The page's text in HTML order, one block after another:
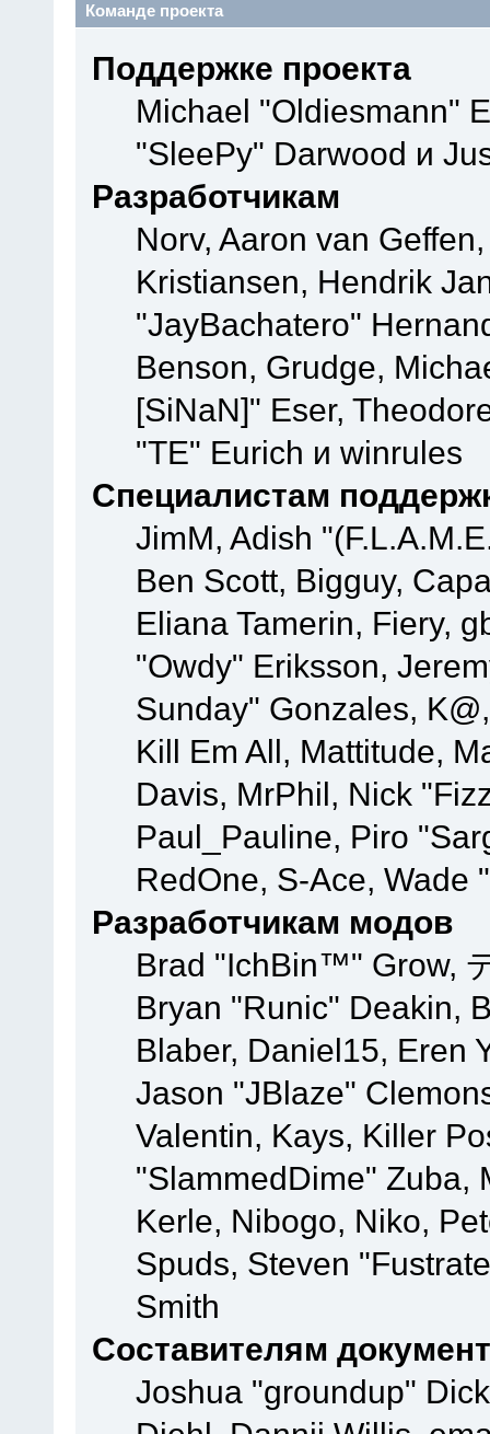
Команде проекта
Поддержке проекта
Michael "Oldiesmann"
"SleePy" Darwood и
Разработчикам
Norv, Aaron van
Kristiansen, Hendrik
"JayBachatero"
Benson, Grudge,
[SiNaN]" Eser,
"TE" Eurich и winrules
Специалистам
JimM, Adish
Ben Scott, Bigguy,
Eliana Tamerin, Fiery,
"Owdy" Eriksson,
Sunday" Gonzales,
Kill Em All, Mattitude,
Davis, MrPhil, Nick
Paul_Pauline, Piro
RedOne, S-Ace,
Разработчикам модов
Brad "IchBin™" Grow,
Bryan "Runic" Deakin,
Blaber, Daniel15, Eren
Jason "JBlaze"
Valentin, Kays, Killer
"SlammedDime" Zuba,
Kerle, Nibogo, Niko,
Spuds, Steven
Smith
Составителям
Joshua "groundup"